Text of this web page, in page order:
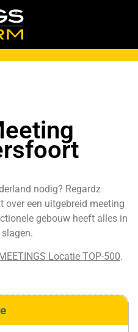
nodig? Regardz
over een uitgebreid meeting
gebouw heeft alles in
MEETINGS Locatie TOP-500.